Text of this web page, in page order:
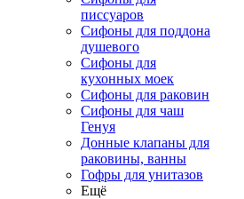
писсуаров
Сифоны для поддона
душевого
Сифоны для
кухонных моек
Сифоны для раковин
Сифоны для чаш
Генуя
Донные клапаны для
раковины, ванны
Гофры для унитазов
Ещё